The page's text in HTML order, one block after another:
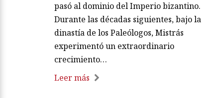
pasó al dominio del Imperio bizantino.
Durante las décadas siguientes, bajo la
dinastía de los Paleólogos, Mistrás
experimentó un extraordinario
crecimiento…
Leer más